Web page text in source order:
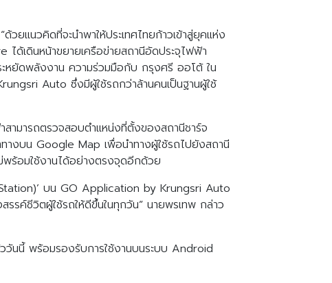
ยแนวคิดที่จะนำพาให้ประเทศไทยก้าวเข้าสู่ยุคแห่ง
ด้เดินหน้าขยายเครือข่ายสถานีอัดประจุไฟฟ้า
หยัดพลังงาน ความร่วมมือกับ กรุงศรี ออโต้ ใน
Auto ซึ่งมีผู้ใช้รถกว่าล้านคนเป็นฐานผู้ใช้
ามารถตรวจสอบตำแหน่งที่ตั้งของสถานีชาร์จ
ทางบน Google Map เพื่อนำทางผู้ใช้รถไปยังสถานี
พร้อมใช้งานได้อย่างตรงจุดอีกด้วย
บน GO Application by Krungsri Auto
รค์ชีวิตผู้ใช้รถให้ดีขึ้นในทุกวัน” นายพรเทพ กล่าว
นนี้ พร้อมรองรับการใช้งานบนระบบ Android